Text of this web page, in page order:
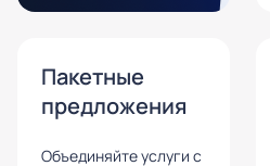
Пакетные
предложения
Объединяйте услуги с